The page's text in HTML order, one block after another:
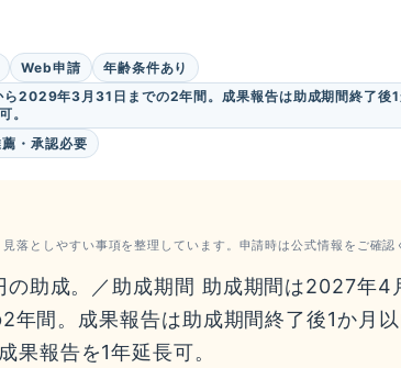
Web申請
年齢条件あり
2029年3月31日までの2年間。成果報告は助成期間終了後
。
・承認必要
落としやすい事項を整理しています。申請時は公式情報をご確認
助成。／助成期間 助成期間は2027年4
年間。成果報告は助成期間終了後1か月
果報告を1年延長可。